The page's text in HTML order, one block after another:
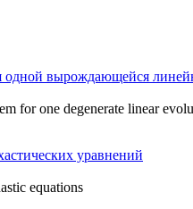
одной вырождающейся
for one degenerate linear
уравнений
equations